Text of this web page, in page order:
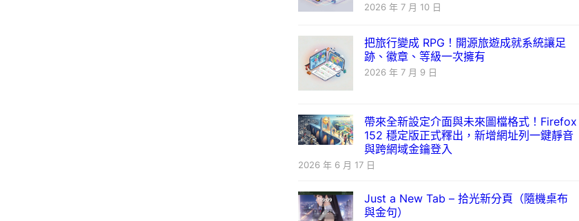
2026 年 7 月 10 日
把旅行變成 RPG！開源旅遊成就系統讓足
跡、徽章、等級一次擁有
2026 年 7 月 9 日
帶來全新設定介面與未來圖檔格式！Firefox
152 穩定版正式釋出，新增網址列一鍵靜音
與跨網域金鑰登入
2026 年 6 月 17 日
Just a New Tab – 拾光新分頁（隨機桌布
與金句）